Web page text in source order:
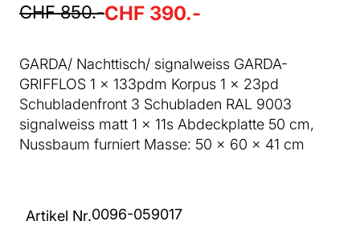
CHF 850.-CHF 390.-
GARDA/ Nachttisch/ signalweiss GARDA-
GRIFFLOS 1 x 133pdm Korpus 1 x 23pd
Schubladenfront 3 Schubladen RAL 9003
signalweiss matt 1 x 11s Abdeckplatte 50 cm,
Nussbaum furniert Masse: 50 x 60 x 41 cm
Artikel Nr.0096-059017